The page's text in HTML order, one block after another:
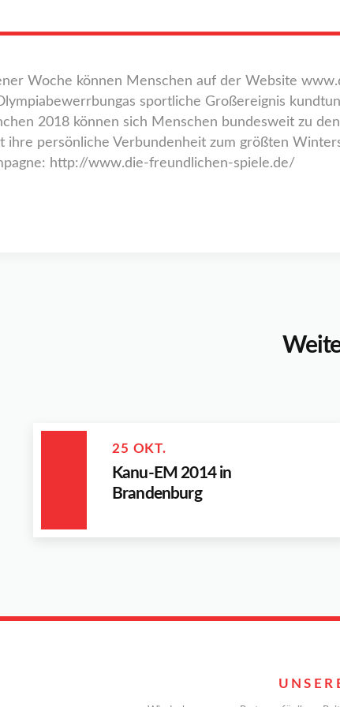
Woche können Menschen auf der Website
sportliche Großereignis
2018 können sich Menschen bundesweit zu
ihre persönliche Verbundenheit zum größten
http://www.die-freundlichen-spiele.de/
25 OKT.
Kanu-EM 2014 in
Brandenburg